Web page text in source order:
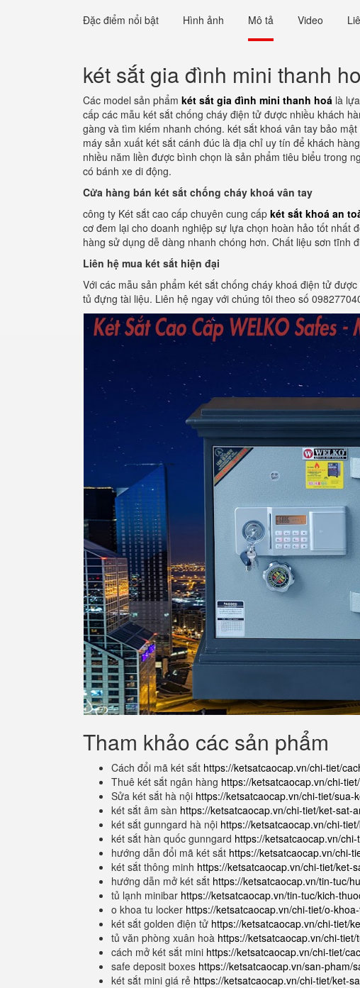
Đặc điểm nổi bật Hình ảnh Mô tả Video
két sắt gia đình mini thanh
Các model sản phẩm két sắt gia đình mini thanh hoá là
cấp các mẫu két sắt chống cháy điện tử được nhiều khách
gàng và tìm kiếm nhanh chóng. két sắt khoá vân tay bảo
máy sản xuất két sắt cánh đúc là địa chỉ uy tín để khách
nhiều năm liền được bình chọn là sản phẩm tiêu biểu trong
có bánh xe di động.
Cửa hàng bán két sắt chống cháy khoá vân tay
công ty Két sắt cao cấp chuyên cung cấp két sắt khoá an
cơ đem lại cho doanh nghiệp sự lựa chọn hoàn hảo tốt nhất
hàng sử dụng dễ dàng nhanh chóng hơn. Chất liệu sơn tĩnh
Liên hệ mua két sắt hiện đại
Với các mẫu sản phẩm két sắt chống cháy khoá điện tử
tủ đựng tài liệu. Liên hệ ngay với chúng tôi theo số
Tham khảo các sản phẩm
Cách đổi mã két sắt https://ketsatcaocap.vn/chi-tiet/
Thuê két sắt ngân hàng https://ketsatcaocap.vn/chi-
Sửa két sắt hà nội https://ketsatcaocap.vn/chi-tiet/sua-
két sắt âm sàn https://ketsatcaocap.vn/chi-tiet/ket-sat-
két sắt gunngard hà nội https://ketsatcaocap.vn/chi-
két sắt hàn quốc gunngard https://ketsatcaocap.vn/
hướng dẫn đổi mã két sắt https://ketsatcaocap.vn/chi-
két sắt thông minh https://ketsatcaocap.vn/chi-tiet/ket-
hướng dẫn mở két sắt https://ketsatcaocap.vn/tin-tuc/
tủ lạnh minibar https://ketsatcaocap.vn/tin-tuc/kich-
o khoa tu locker https://ketsatcaocap.vn/chi-tiet/o-
két sắt golden điện tử https://ketsatcaocap.vn/chi-tiet/
tủ văn phòng xuân hoà https://ketsatcaocap.vn/chi-
cách mở két sắt mini https://ketsatcaocap.vn/chi-tiet/
safe deposit boxes https://ketsatcaocap.vn/san-pham/
két sắt mini giá rẻ https://ketsatcaocap.vn/chi-tiet/ket-